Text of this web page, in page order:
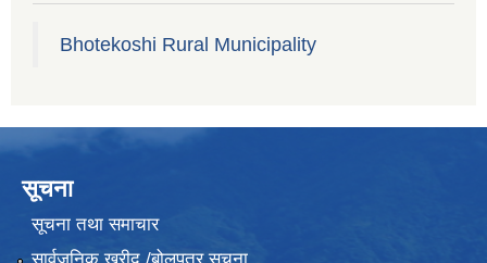
Bhotekoshi Rural Municipality
सूचना
सूचना तथा समाचार
सार्वजनिक खरीद /बोलपत्र सूचना